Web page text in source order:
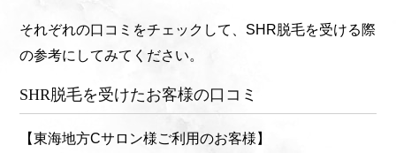
それぞれの口コミをチェックして、SHR脱毛を受ける際
の参考にしてみてください。
SHR脱毛を受けたお客様の口コミ
【東海地方Cサロン様ご利用のお客様】